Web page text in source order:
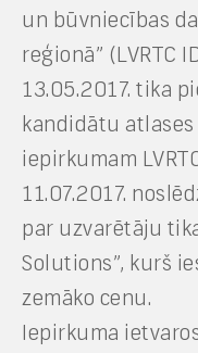
un būvniecības
reģionā” (LVRTC
13.05.2017. tika
kandidātu
iepirkumam
11.07.2017.
par uzvarētāju
Solutions”, kurš
zemāko cenu.
Iepirkuma